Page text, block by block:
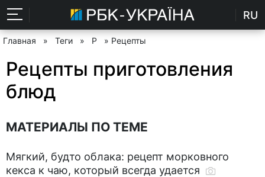
RU
Главная » Теги » Р » Рецепты
Рецепты приготовления
блюд
МАТЕРИАЛЫ ПО ТЕМЕ
Мягкий, будто облака: рецепт морковного
кекса к чаю, который всегда удается